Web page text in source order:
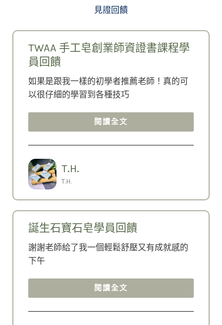
見證回饋
TWAA 手工皂創業師資證書課程學
員回饋
如果是跟我一樣的初學者推薦老師！真的可
以很仔細的學習到各種技巧
閱讀全文
T.H.
T.H.
誕生石寶石皂學員回饋
謝謝老師給了我一個輕鬆舒壓又有成就感的
下午
閱讀全文